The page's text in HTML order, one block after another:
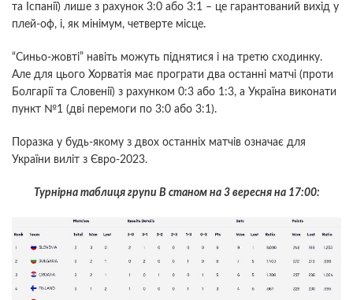
та Іспанії) лише з рахунок 3:0 або 3:1 – це гарантований вихід у
плей-оф, і, як мінімум, четверте місце.
“Синьо-жовті” навіть можуть піднятися і на третю сходинку.
Але для цього Хорватія має програти два останні матчі (проти
Болгарії та Словенії) з рахунком 0:3 або 1:3, а Україна виконати
пункт №1 (дві перемоги по 3:0 або 3:1).
Поразка у будь-якому з двох останніх матчів означає для
України виліт з Євро-2023.
Турнірна таблиця групи В станом на 3 вересня на 17:00: